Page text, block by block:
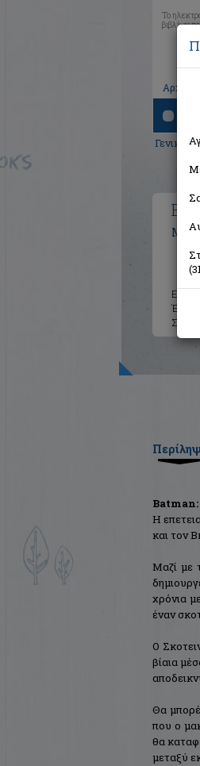
Το
βιβλίων
Αρχική
Γενικά
Έτος:
Batman:
Η
και τον
Μαζί με
χρόνια
έναν
Ο
βίαια
Θα
που ο
θα
μεταξύ